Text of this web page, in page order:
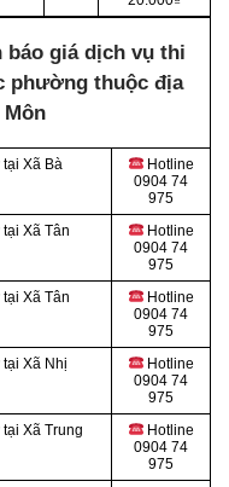
báo giá dịch vụ thi
phường thuộc địa
Môn
Xã Bà
Hotline
0904 74
975
Xã Tân
Hotline
0904 74
975
Xã Tân
Hotline
0904 74
975
tại Xã Nhị
Hotline
0904 74
975
Xã Trung
Hotline
0904 74
975